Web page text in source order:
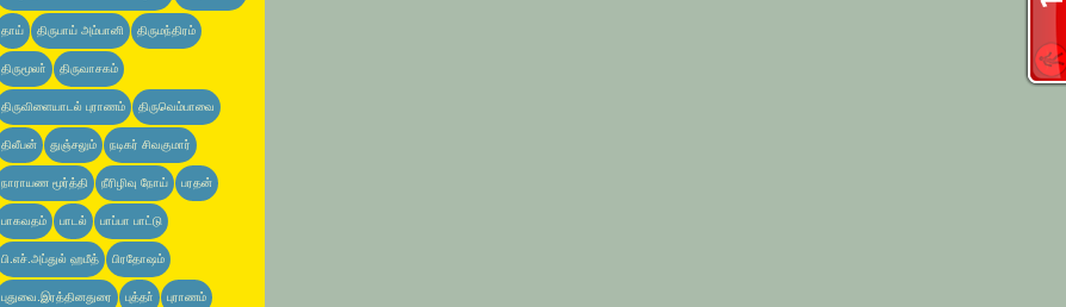
தாய் திருபாய் அம்பானி திருமந்திரம்
திருமூலா் திருவாசகம்
திருவிளையாடல் புராணம் திருவெம்பாவை
திலீபன் துஞ்சலும் நடிகர் சிவகுமார்
நாராயண மூர்த்தி நீரிழிவு நோய் பரதன்
பாகவதம் பாடல் பாப்பா பாட்டு
பி.எச்.அப்துல் ஹமீத் பிரதோஷம்
புதுவை.இரத்தினதுரை புத்தா் புராணம்